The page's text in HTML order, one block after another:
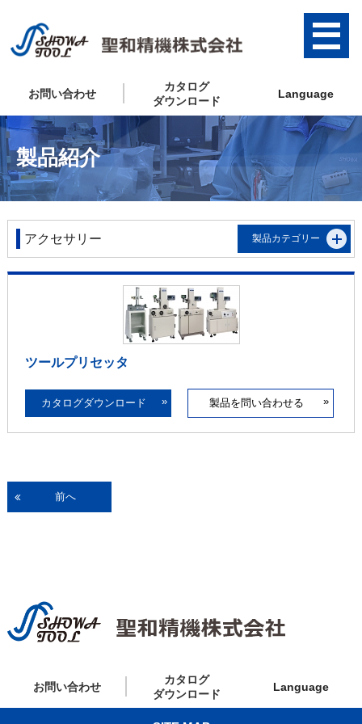
お問い合わせ
カタログ
ダウンロード
Language
製品紹介
アクセサリー 製品カテゴリー
ツールプリセッタ
カタログダウンロード » 製品を問い合わせる »
前へ
お問い合わせ
カタログ
ダウンロード
Language